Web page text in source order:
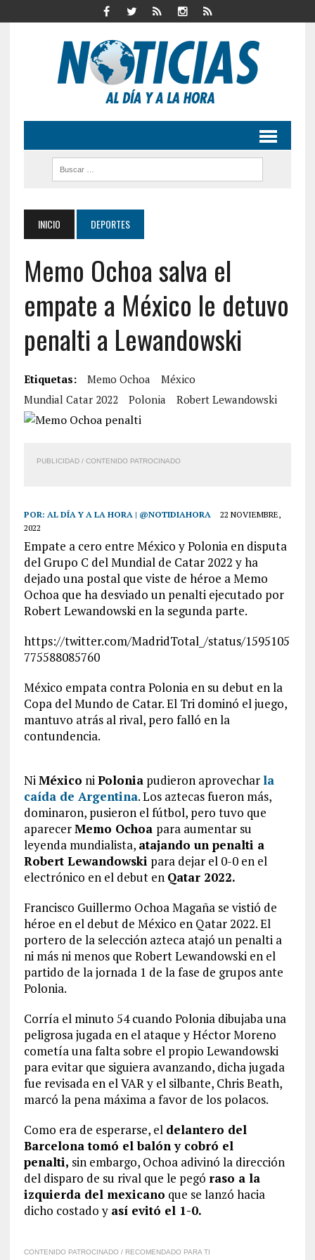
INICIO DEPORTES
Memo Ochoa salva el
empate a México le detuvo
penalti a Lewandowski
Etiquetas: Memo Ochoa
México
Mundial Catar 2022
Polonia Robert Lewandowski
PUBLICIDAD / CONTENIDO PATROCINADO
POR: AL DÍA Y A LA HORA | @NOTIDIAHORA
22 NOVIEMBRE,
2022
Empate a cero entre México y Polonia en disputa
del Grupo C del Mundial de Catar 2022 y ha
dejado una postal que viste de héroe a Memo
Ochoa que ha desviado un penalti ejecutado por
Robert Lewandowski en la segunda parte.
https://twitter.com/MadridTotal_/status/1595105
775588085760
México empata contra Polonia en su debut en la
Copa del Mundo de Catar. El Tri dominó el juego,
mantuvo atrás al rival, pero falló en la
contundencia.
NiMéxico niPoloniapudieron aprovecharla
caída de Argentina. Los aztecas fueron más,
dominaron, pusieron el fútbol, pero tuvo que
aparecerMemo Ochoa para aumentar su
leyenda mundialista, atajando un penalti a
Robert Lewandowski para dejar el 0-0 en el
electrónico en el debut en Qatar 2022.
Francisco Guillermo Ochoa Magaña se vistió de
héroe en el debut de México en Qatar 2022. El
portero de la selección azteca atajó un penalti a
ni más ni menos que Robert Lewandowski en el
partido de la jornada 1 de la fase de grupos ante
Polonia.
Corría el minuto 54 cuando Polonia dibujaba una
peligrosa jugada en el ataque y Héctor Moreno
cometía una falta sobre el propio Lewandowski
para evitar que siguiera avanzando, dicha jugada
fue revisada en el VAR y el silbante, Chris Beath,
marcó la pena máxima a favor de los polacos.
Como era de esperarse, el delantero del
Barcelona tomó el balón y cobró el
penalti, sin embargo, Ochoa adivinó la dirección
del disparo de su rival que le pegó raso a la
izquierda del mexicano que se lanzó hacia
dicho costado y así evitó el 1-0.
CONTENIDO PATROCINADO / RECOMENDADO PARA TI